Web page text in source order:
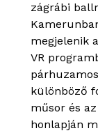
zágrábi
megjelenik
VR
különböző
műsor és
honlapján